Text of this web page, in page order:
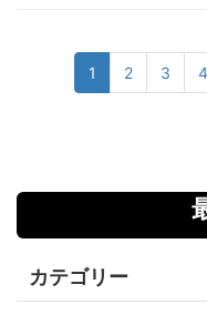
1 2 3 4
カテゴリー